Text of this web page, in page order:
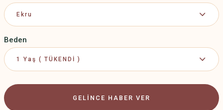
Beden
GELİNCE HABER VER